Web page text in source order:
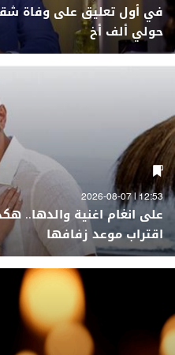
في أول تعليق على وفاة
حولي ألف أخ
12:53 | 2026-08-07
على انغام اغنية والدها..
اقتراب موعد زفافها